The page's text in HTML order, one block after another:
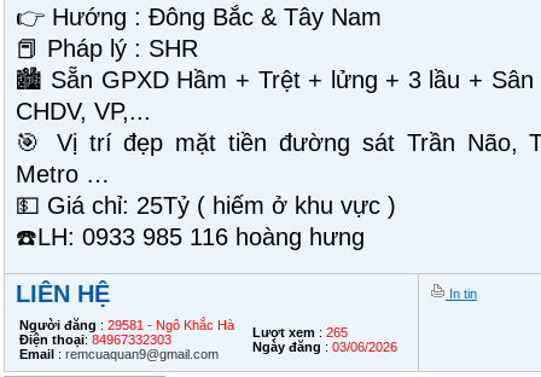
👉 Hướng : Đông Bắc & Tây Nam
📕 Pháp lý : SHR
🏙 Sẵn GPXD Hầm + Trệt + lửng + 3 lầu +
CHDV, VP,...
🎯 Vị trí đẹp mặt tiền đường sát Trần Não,
Metro …
💵 Giá chỉ: 25Tỷ ( hiếm ở khu vực )
☎️LH: 0933 985 116 hoàng hưng
LIÊN HỆ
Người đăng : 29581 - Ngô Khắc Hà
Điện thoại: 84967332303
Email : remcuaquan9@gmail.com
Lượt xem : 265
Ngày đăng : 03/06/2026
In tin